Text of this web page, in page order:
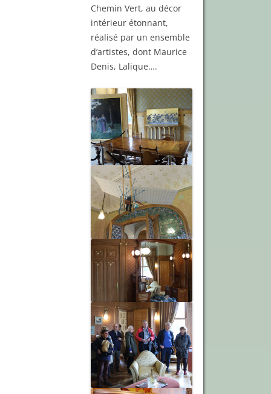
Chemin Vert, au décor
intérieur étonnant,
réalisé par un ensemble
d’artistes, dont Maurice
Denis, Lalique….